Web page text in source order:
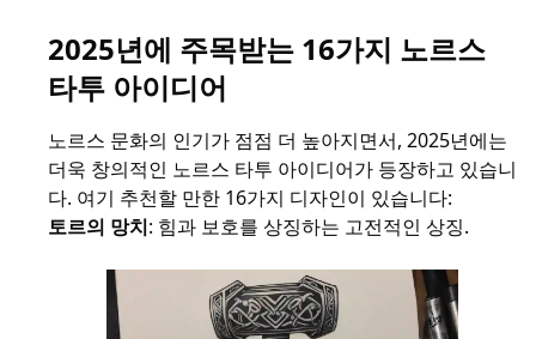
2025년에 주목받는 16가지 노르스
타투 아이디어
노르스 문화의 인기가 점점 더 높아지면서, 2025년에는
더욱 창의적인 노르스 타투 아이디어가 등장하고 있습니
다. 여기 추천할 만한 16가지 디자인이 있습니다:
토르의 망치: 힘과 보호를 상징하는 고전적인 상징.